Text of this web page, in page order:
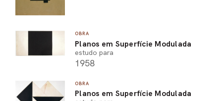
OBRA
Planos em Superfície Modulada
estudo para
1958
OBRA
Planos em Superfície Modulada